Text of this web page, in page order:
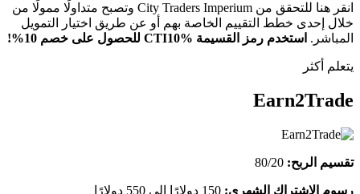
انقر هنا للتحقق من City Traders Imperium وتصبح متداولًا ممولًا من
خلال إحدى خطط التقييم الخاصة بهم أو عن طريق اختيار التمويل
المباشر. استخدم رمز القسيمة CTI10% للحصول على خصم 10%!
يتعلم أكثر
Earn2Trade
تقسيم الربح: 80/20
رسوم الاشتراك الشهري: 150 دولارًا إلى 550 دولارًا